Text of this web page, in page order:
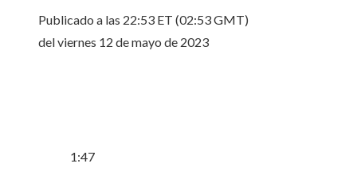
Publicado a las 22:53 ET (02:53 GMT)
del viernes 12 de mayo de 2023
1:47